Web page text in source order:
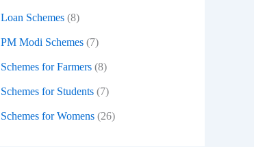
Loan Schemes (8)
PM Modi Schemes (7)
Schemes for Farmers (8)
Schemes for Students (7)
Schemes for Womens (26)